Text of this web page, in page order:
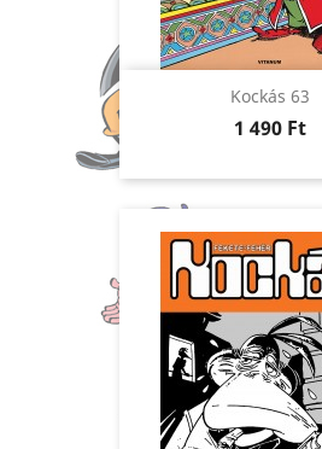
Kockás 63
Ár
1 490 Ft